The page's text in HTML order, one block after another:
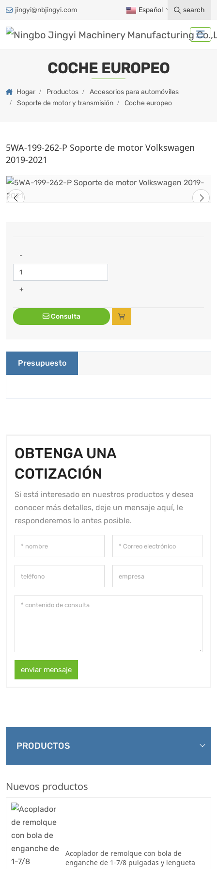
jingyi@nbjingyi.com Español search
COCHE EUROPEO
Hogar Productos
Accesorios para automóviles
Soporte de motor y transmisión
Coche europeo
5WA-199-262-P Soporte de motor Volkswagen
2019-2021
-
+
Consulta
Presupuesto
OBTENGA UNA
COTIZACIÓN
Si está interesado en nuestros productos y desea
conocer más detalles, deje un mensaje aquí, le
responderemos lo antes posible.
enviar mensaje
PRODUCTOS
Nuevos productos
Acoplador de remolque con bola de
enganche de 1-7/8 pulgadas y lengüeta